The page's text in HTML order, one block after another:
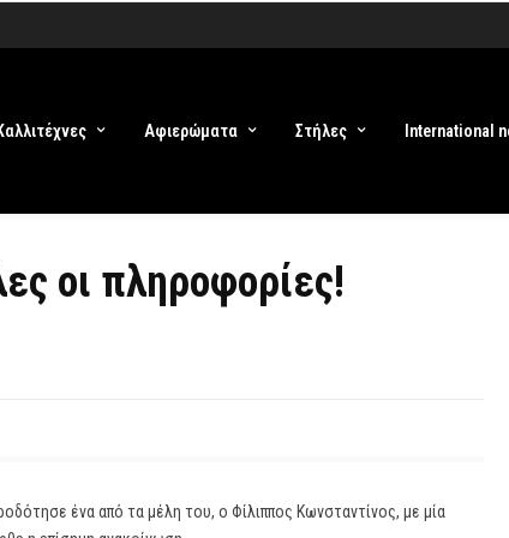
Αφιερώματα Στήλες International
οι πληροφορίες!
ένα από τα μέλη του, ο Φίλιππος Κωνσταντίνος, με μία